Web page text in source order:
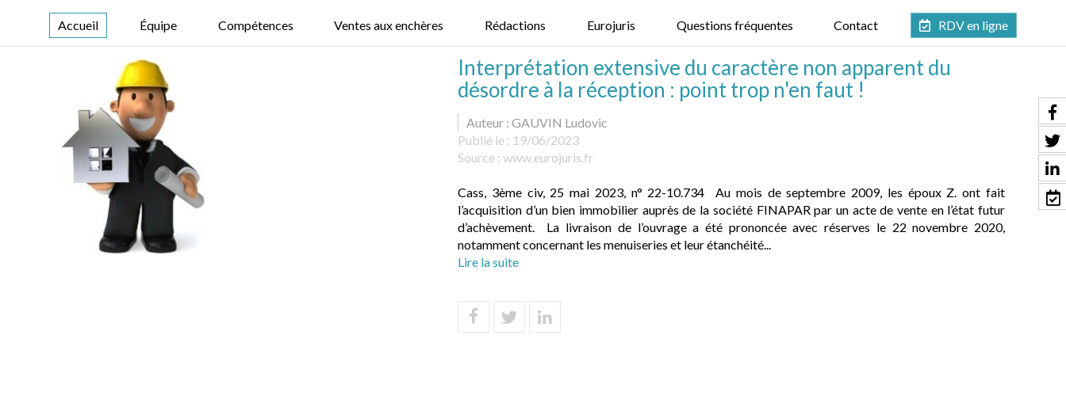
Accueil Équipe Compétences Ventes aux enchères Rédactions Eurojuris Questions fréquentes Contact RDV en ligne
Interprétation extensive du caractère non apparent du
désordre à la réception : point trop n'en faut !
Auteur : GAUVIN Ludovic
Publié le : 19/06/2023
Source : www.eurojuris.fr
Cass, 3ème civ, 25 mai 2023, n° 22-10.734 Au mois de septembre 2009, les époux Z. ont fait
l’acquisition d’un bien immobilier auprès de la société FINAPAR par un acte de vente en l’état futur
d’achèvement. La livraison de l’ouvrage a été prononcée avec réserves le 22 novembre 2020,
notamment concernant les menuiseries et leur étanchéité...
Lire la suite